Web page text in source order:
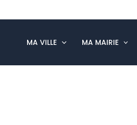
MA VILLE MA MAIRIE